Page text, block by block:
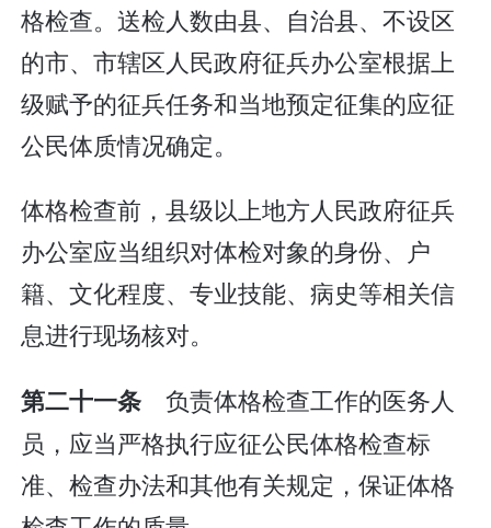
格检查。送检人数由县、自治县、不设区
的市、市辖区人民政府征兵办公室根据上
级赋予的征兵任务和当地预定征集的应征
公民体质情况确定。
体格检查前，县级以上地方人民政府征兵
办公室应当组织对体检对象的身份、户
籍、文化程度、专业技能、病史等相关信
息进行现场核对。
第二十一条 负责体格检查工作的医务人
员，应当严格执行应征公民体格检查标
准、检查办法和其他有关规定，保证体格